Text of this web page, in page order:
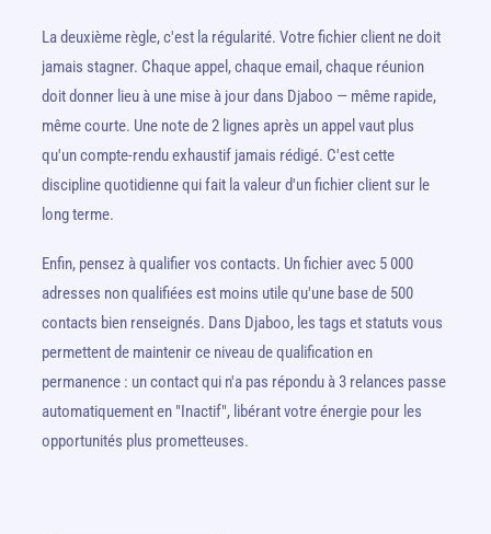
La deuxième règle, c'est la régularité. Votre fichier client ne doit
jamais stagner. Chaque appel, chaque email, chaque réunion
doit donner lieu à une mise à jour dans Djaboo — même rapide,
même courte. Une note de 2 lignes après un appel vaut plus
qu'un compte-rendu exhaustif jamais rédigé. C'est cette
discipline quotidienne qui fait la valeur d'un fichier client sur le
long terme.
Enfin, pensez à qualifier vos contacts. Un fichier avec 5 000
adresses non qualifiées est moins utile qu'une base de 500
contacts bien renseignés. Dans Djaboo, les tags et statuts vous
permettent de maintenir ce niveau de qualification en
permanence : un contact qui n'a pas répondu à 3 relances passe
automatiquement en "Inactif", libérant votre énergie pour les
opportunités plus prometteuses.